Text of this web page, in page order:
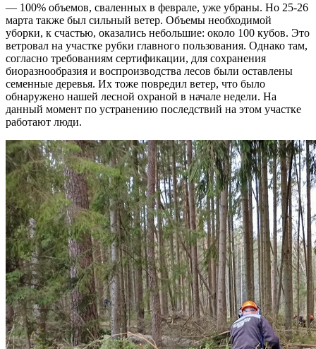
— 100% объемов, сваленных в феврале, уже убраны. Но 25-26
марта также был сильный ветер. Объемы необходимой
уборки, к счастью, оказались небольшие: около 100 кубов. Это
ветровал на участке рубки главного пользования. Однако там,
согласно требованиям сертификации, для сохранения
биоразнообразия и воспроизводства лесов были оставлены
семенные деревья. Их тоже повредил ветер, что было
обнаружено нашей лесной охраной в начале недели. На
данный момент по устранению последствий на этом участке
работают люди.